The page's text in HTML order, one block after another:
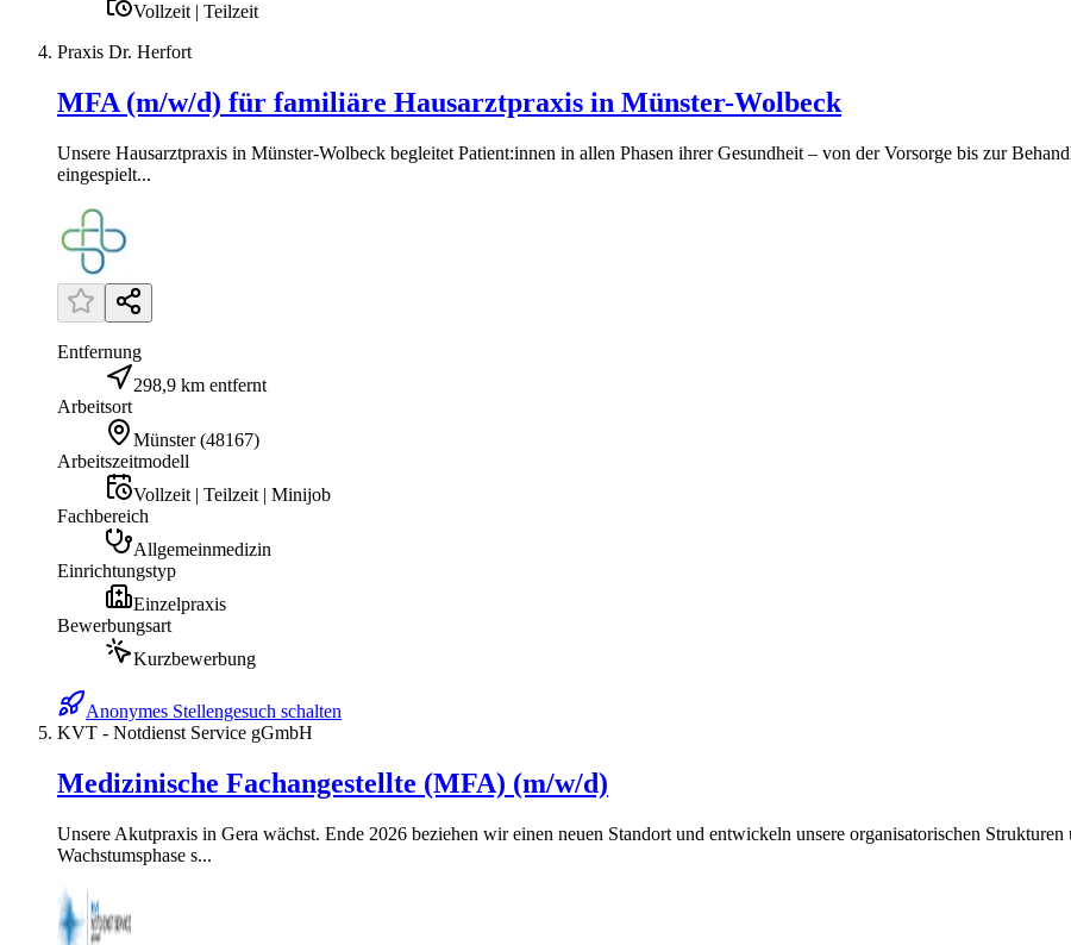
Vollzeit | Teilzeit
Praxis Dr. Herfort
MFA (m/w/d) für familiäre Hausarztpraxis in Münster-Wolbeck
Unsere Hausarztpraxis in Münster-Wolbeck begleitet Patient:innen in allen Phasen ihrer Gesundheit – von der Vorsorge bis zur
eingespielt...
Entfernung
298,9 km entfernt
Arbeitsort
Münster (48167)
Arbeitszeitmodell
Vollzeit | Teilzeit | Minijob
Fachbereich
Allgemeinmedizin
Einrichtungstyp
Einzelpraxis
Bewerbungsart
Kurzbewerbung
Anonymes Stellengesuch schalten
KVT - Notdienst Service gGmbH
Medizinische Fachangestellte (MFA) (m/w/d)
Unsere Akutpraxis in Gera wächst. Ende 2026 beziehen wir einen neuen Standort und entwickeln unsere organisatorischen
Wachstumsphase s...